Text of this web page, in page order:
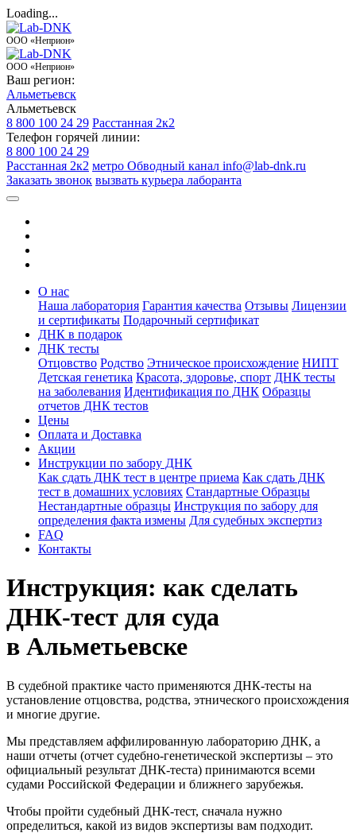
Loading...
ООО «Неприон»
ООО «Неприон»
Ваш регион:
Альметьевск
Альметьевск
8 800 100 24 29 Расстанная 2к2
Телефон горячей линии:
8 800 100 24 29
Расстанная 2к2 метро Обводный канал info@lab-dnk.ru
Заказать звонок вызвать курьера лаборанта
О нас
Наша лаборатория Гарантия качества Отзывы Лицензии
и сертификаты Подарочный сертификат
ДНК в подарок
ДНК тесты
Отцовство Родство Этническое происхождение НИПТ
Детская генетика Красота, здоровье, спорт ДНК тесты
на заболевания Идентификация по ДНК Образцы
отчетов ДНК тестов
Цены
Оплата и Доставка
Акции
Инструкции по забору ДНК
Как сдать ДНК тест в центре приема Как сдать ДНК
тест в домашних условиях Стандартные Образцы
Нестандартные образцы Инструкция по забору для
определения факта измены Для судебных экспертиз
FAQ
Контакты
Инструкция: как сделать
ДНК-тест для суда
в Альметьевске
В судебной практике часто применяются ДНК-тесты на
установление отцовства, родства, этнического происхождения
и многие другие.
Мы представляем аффилированную лабораторию ДНК, а
наши отчеты (отчет судебно-генетической экспертизы – это
официальный результат ДНК-теста) принимаются всеми
судами Российской Федерации и ближнего зарубежья.
Чтобы пройти судебный ДНК-тест, сначала нужно
определиться, какой из видов экспертизы вам подходит.